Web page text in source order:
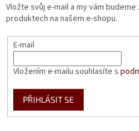
Vložte svůj e-mail a my vám
produktech na našem e-shopu.
E-mail
Vložením e-mailu souhlasíte s
PŘIHLÁSIT SE